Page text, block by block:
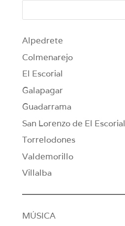
Alpedrete
Colmenarejo
El Escorial
Galapagar
Guadarrama
San Lorenzo de El Escorial
Torrelodones
Valdemorillo
Villalba
MÚSICA